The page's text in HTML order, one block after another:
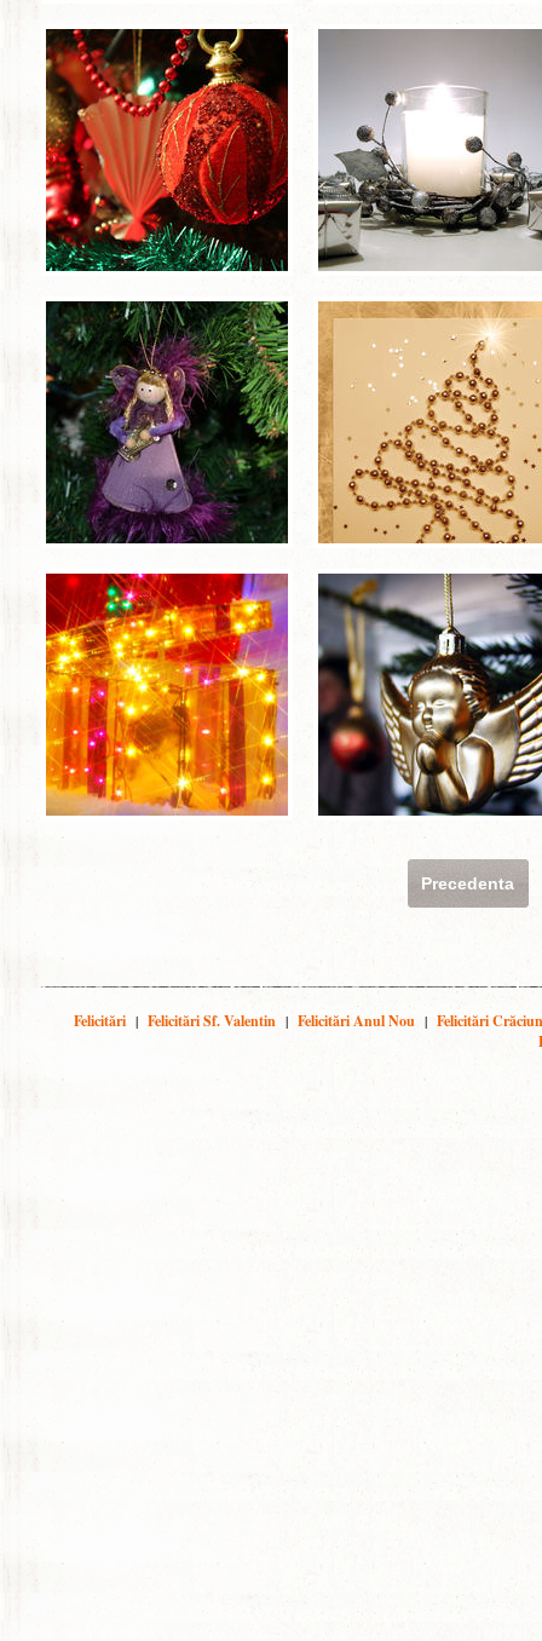
Precedenta
Felicitări | Felicitări Sf. Valentin | Felicitări Anul Nou | Felicitări